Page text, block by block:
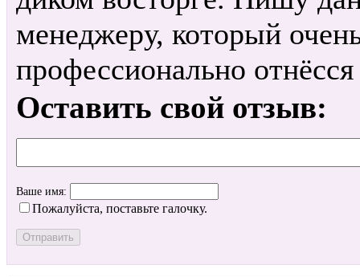
менеджеру, который
профессионально
Оставить свой отзыв:
Ваше имя:
Пожалуйста, поставьте галочку.